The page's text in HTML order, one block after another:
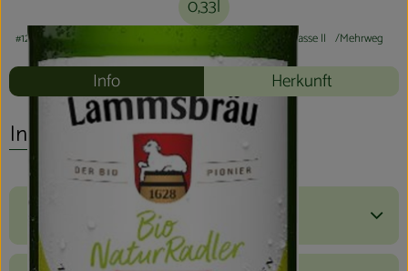
0,33l
#12159 1,60 € Handelsklasse II Mehrweg
Info Herkunft
Info
Produktinformationen